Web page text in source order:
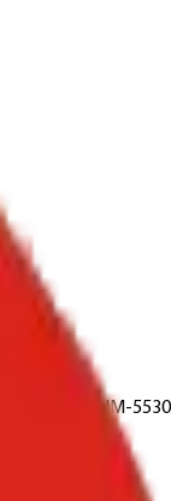
Imagistics IM-